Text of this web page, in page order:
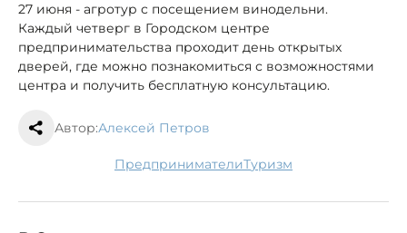
27 июня - агротур с посещением винодельни.
Каждый четверг в Городском центре
предпринимательства проходит день открытых
дверей, где можно познакомиться с возможностями
центра и получить бесплатную консультацию.
Автор:Алексей Петров
предприниматели туризм